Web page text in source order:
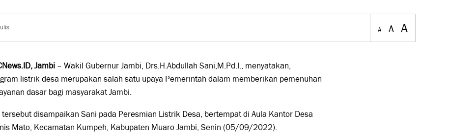
A A A
Jambi – Wakil Gubernur Jambi, Drs.H.Abdullah Sani,M.Pd.I., menyatakan,
listrik desa merupakan salah satu upaya Pemerintah dalam memberikan pemenuhan
dasar bagi masyarakat Jambi.
tersebut disampaikan Sani pada Peresmian Listrik Desa, bertempat di Aula Kantor Desa
Mato, Kecamatan Kumpeh, Kabupaten Muaro Jambi, Senin (05/09/2022).